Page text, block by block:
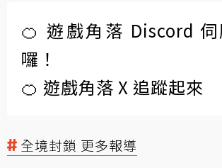
🍊 遊戲角落 Discord
囉！
🍊 遊戲角落 X 追蹤起來
全境封鎖 更多報導